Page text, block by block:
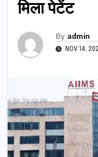
मिला पेटेंट
By admin
NOV 14,